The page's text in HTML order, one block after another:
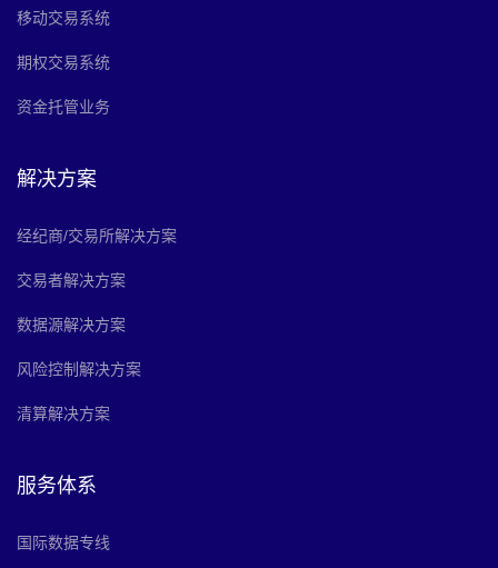
移动交易系统
期权交易系统
资金托管业务
解决方案
经纪商/交易所解决方案
交易者解决方案
数据源解决方案
风险控制解决方案
清算解决方案
服务体系
国际数据专线